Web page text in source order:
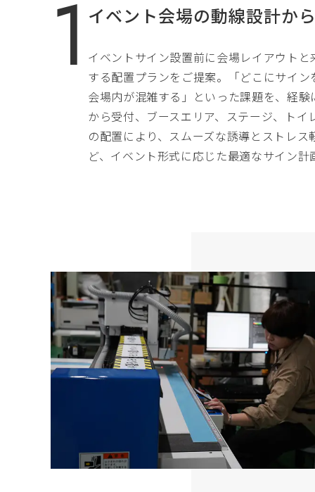
イベント会場の動線設計か
イベントサイン設置前に会場レイアウト
する配置プランをご提案。「どこにサイ
会場内が混雑する」といった課題を、経
から受付、ブースエリア、ステージ、ト
の配置により、スムーズな誘導とストレ
ど、イベント形式に応じた最適なサイン計